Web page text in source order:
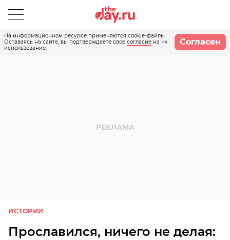
На информационном ресурсе применяются cookie-файлы.
Оставаясь на сайте, вы подтверждаете свое согласие на их
использование.
Согласен
ИСТОРИИ
Прославился, ничего не делая: